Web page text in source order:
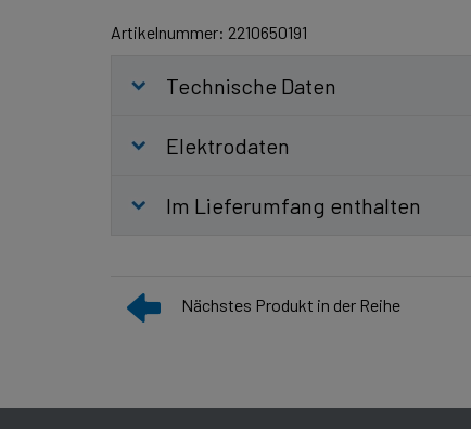
Artikelnummer: 2210650191
Technische Daten
Elektrodaten
Im Lieferumfang enthalten
Nächstes Produkt in der Reihe